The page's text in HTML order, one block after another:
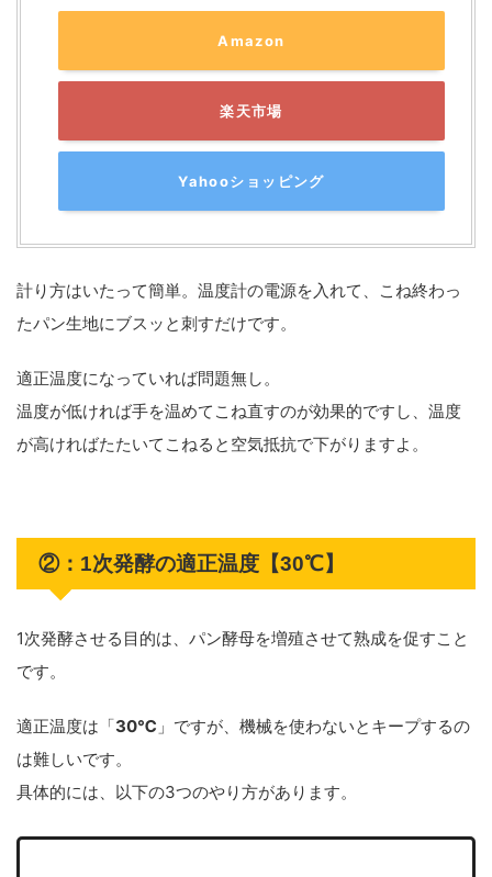
Amazon
楽天市場
Yahooショッピング
計り方はいたって簡単。温度計の電源を入れて、こね終わっ
たパン生地にブスッと刺すだけです。
適正温度になっていれば問題無し。
温度が低ければ手を温めてこね直すのが効果的ですし、温度
が高ければたたいてこねると空気抵抗で下がりますよ。
②：1次発酵の適正温度【30℃】
1次発酵させる目的は、パン酵母を増殖させて熟成を促すこと
です。
適正温度は「30℃ 」ですが、機械を使わないとキープするの
は難しいです。
具体的には、以下の3つのやり方があります。